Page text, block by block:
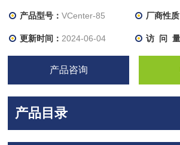
底板强力冲屑系统
产品型号：VCenter-85 厂商性质
更新时间： 2024-06-04 访 问 量
产品咨询
产品目录